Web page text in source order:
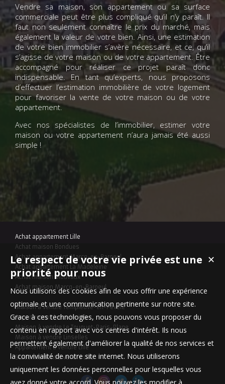
Vendre sa maison, son appartement ou sa surface
commerciale peut être plus compliqué qu’il n’y paraît. Il
faut non seulement connaître le prix du marché, mais
également la valeur de votre bien. Ainsi, une estimation
de votre bien immobilier s’avère nécessaire, et ce, qu’il
s’agisse de votre maison ou de votre appartement. Être
accompagné pour réaliser ce projet paraît donc
indispensable. En tant qu’experts, nous proposons
d’effectuer l’estimation immobilière de votre logement
pour favoriser la vente de votre maison ou de votre
appartement.
Avec nos spécialistes de l’immobilier, estimer votre
maison ou votre appartement n’aura jamais été aussi
simple !
Achat appartement Lille
Achat maison Bondues
Achat appartement Marcq-en-Baroeul
Achat appartement La Madeleine
Achat maison Mouvaux
Achat maison Marcq-en-Baroeul
Maison à vendre Templeuve-en-Pévèle
Appartement à vendre Lille
Maison à vendre Le Touquet-Paris-Plage
Maison à vendre Linselles
Appartement à vendre Lille
Stationnement à vendre Lille
✕
Le respect de votre vie privée est une
priorité pour nous
Nous utilisons des cookies afin de vous offrir une expérience
optimale et une communication pertinente sur notre site.
Grace à ces technologies, nous pouvons vous proposer du
contenu en rapport avec vos centres d'intérêt. Ils nous
permettent également d'améliorer la qualité de nos services et
la convivialité de notre site internet. Nous utiliserons
uniquement les données personnelles pour lesquelles vous